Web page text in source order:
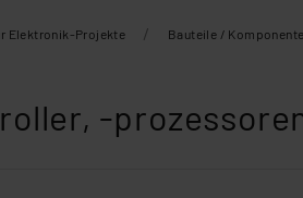
Elektronik-Projekte / Bauteile /
-